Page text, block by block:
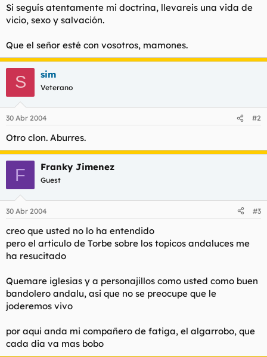
Si seguís atentamente mi doctrina, llevareis una vida de
vicio, sexo y salvación.
Que el señor esté con vosotros, mamones.
S sim
Veterano
30 Abr 2004 #2
Otro clon. Aburres.
F Franky Jimenez
Guest
30 Abr 2004 #3
creo que usted no lo ha entendido
pero el articulo de Torbe sobre los topicos andaluces me
ha resucitado
Quemare iglesias y a personajillos como usted como buen
bandolero andalu, asi que no se preocupe que le
joderemos vivo
por aqui anda mi compañero de fatiga, el algarrobo, que
cada dia va mas bobo